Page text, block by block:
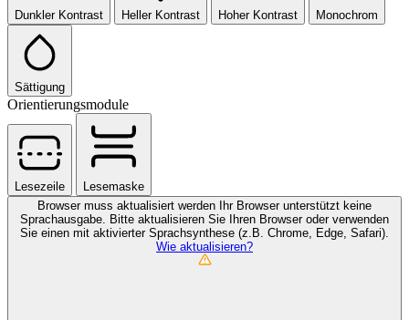
Dunkler Kontrast Heller Kontrast Hoher Kontrast Monochrom
Sättigung
Orientierungsmodule
Lesezeile
Lesemaske
Browser muss aktualisiert werden Ihr Browser unterstützt keine
Sprachausgabe. Bitte aktualisieren Sie Ihren Browser oder verwenden
Sie einen mit aktivierter Sprachsynthese (z.B. Chrome, Edge, Safari).
Wie aktualisieren?